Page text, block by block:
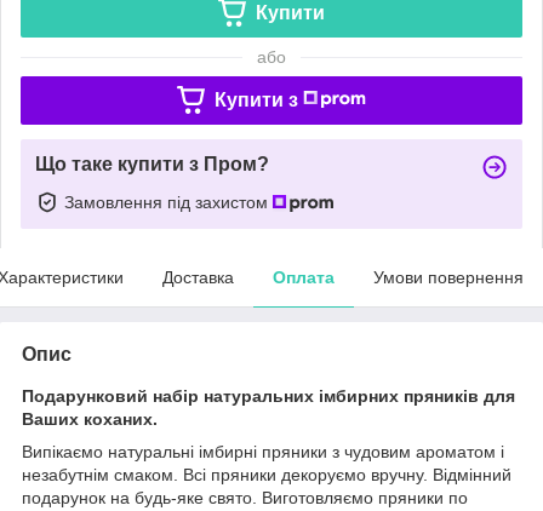
Купити
або
Купити з
Що таке купити з Пром?
Замовлення під захистом
Доставка Оплата Умови повернення
Опис
Подарунковий набір натуральних імбирних пряників для
Ваших коханих.
Випікаємо натуральні імбирні пряники з чудовим ароматом і
незабутнім смаком. Всі пряники декоруємо вручну. Відмінний
подарунок на будь-яке свято. Виготовляємо пряники по